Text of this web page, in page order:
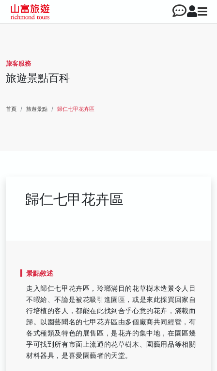
旅客服務
旅遊景點百科
首頁 旅遊景點 歸仁七甲花卉區
歸仁七甲花卉區
景點敘述
走入歸仁七甲花卉區，玲瑯滿目的花草樹木造景令人目
不暇給、不論是被花吸引進園區，或是來此採買回家自
行培植的客人，都能在此找到合乎心意的花卉，滿載而
歸。以園藝聞名的七甲花卉區由多個廠商共同經營，有
各式種類及特色的展售區，是花卉的集中地，在園區幾
乎可找到所有市面上流通的花草樹木、園藝用品等相關
材料器具，是喜愛園藝者的天堂。